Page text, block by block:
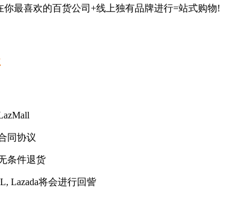
最喜欢的百货公司+线上独有品牌进行=站式购物!
同协议
条件退货
Lazada将会进行回訾